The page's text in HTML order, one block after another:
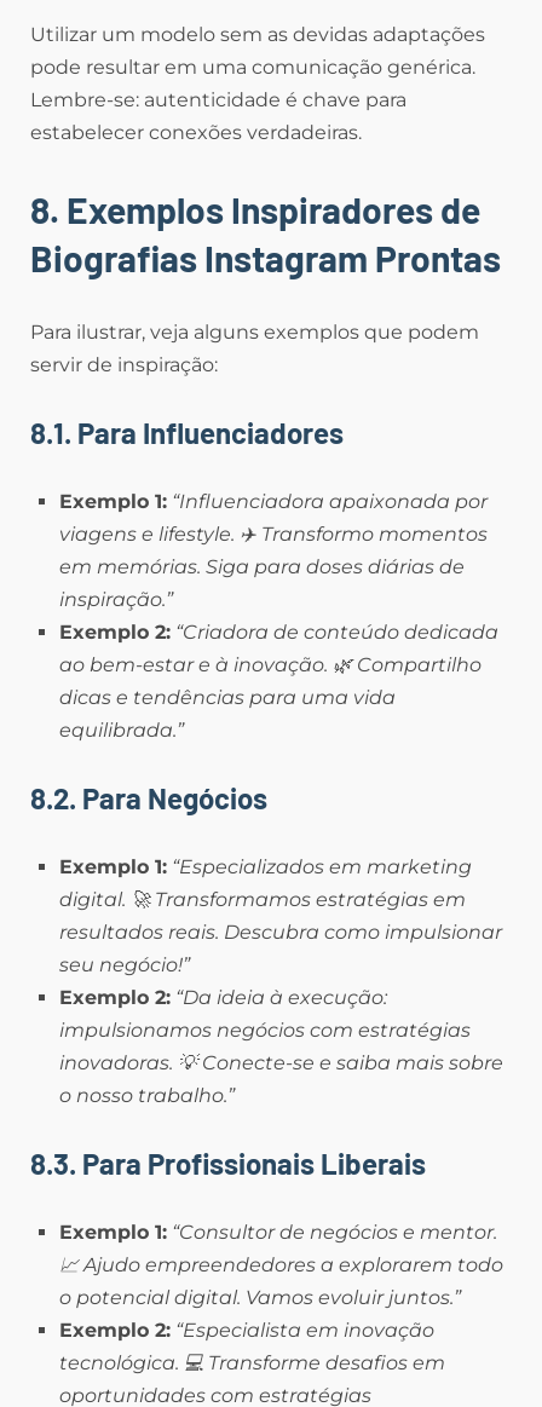
Utilizar um modelo sem as devidas adaptações
pode resultar em uma comunicação genérica.
Lembre-se: autenticidade é chave para
estabelecer conexões verdadeiras.
8. Exemplos Inspiradores de
Biografias Instagram Prontas
Para ilustrar, veja alguns exemplos que podem
servir de inspiração:
8.1. Para Influenciadores
Exemplo 1: “Influenciadora apaixonada por
viagens e lifestyle. ✈️ Transformo momentos
em memórias. Siga para doses diárias de
inspiração.”
Exemplo 2: “Criadora de conteúdo dedicada
ao bem-estar e à inovação. 🌿 Compartilho
dicas e tendências para uma vida
equilibrada.”
8.2. Para Negócios
Exemplo 1: “Especializados em marketing
digital. 🚀 Transformamos estratégias em
resultados reais. Descubra como impulsionar
seu negócio!”
Exemplo 2: “Da ideia à execução:
impulsionamos negócios com estratégias
inovadoras. 💡 Conecte-se e saiba mais sobre
o nosso trabalho.”
8.3. Para Profissionais Liberais
Exemplo 1: “Consultor de negócios e mentor.
📈 Ajudo empreendedores a explorarem todo
o potencial digital. Vamos evoluir juntos.”
Exemplo 2: “Especialista em inovação
tecnológica. 💻 Transforme desafios em
oportunidades com estratégias